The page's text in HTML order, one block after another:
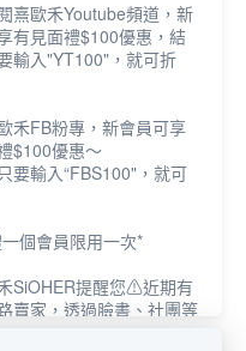
熹歐禾Youtube頻道，新
有見面禮$100優惠，結
輸入"YT100"，就可折
禾FB粉專，新會員可享
$100優惠～
要輸入“FBS100"，就可
個會員限用一次*
SiOHER提醒您⚠近期有
賣家，透過臉書、社團等